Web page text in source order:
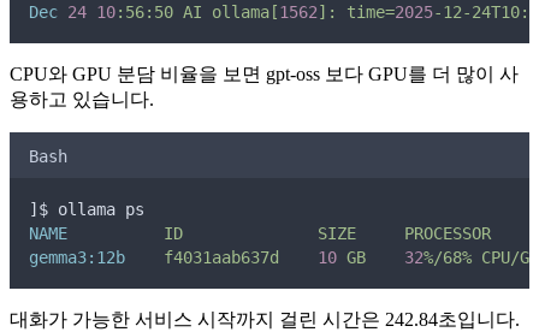
Dec 24 10:56:50 AI ollama[1562]: time=2025-12-
CPU와 GPU 분담 비율을 보면 gpt-oss 보다 GPU를 더 많이 사
용하고 있습니다.
Bash
]$ ollama ps
NAME
ID SIZE
PROCESSOR
gemma3:12b
f4031aab637d 10 GB 32%/68% CPU/
대화가 가능한 서비스 시작까지 걸린 시간은 242.84초입니다.